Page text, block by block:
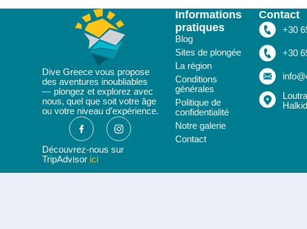
Dive Greece vous propose
des aventures inoubliables
— plongez et explorez avec
nous, quel que soit votre âge
ou votre niveau d’expérience.
Découvrez-nous sur
TripAdvisorici
Informations
pratiques
Blog
Sites de plongée
La région
Conditions
générales
Politique de
confidentialité
Notre galerie
Contact
Contact
+30
+30